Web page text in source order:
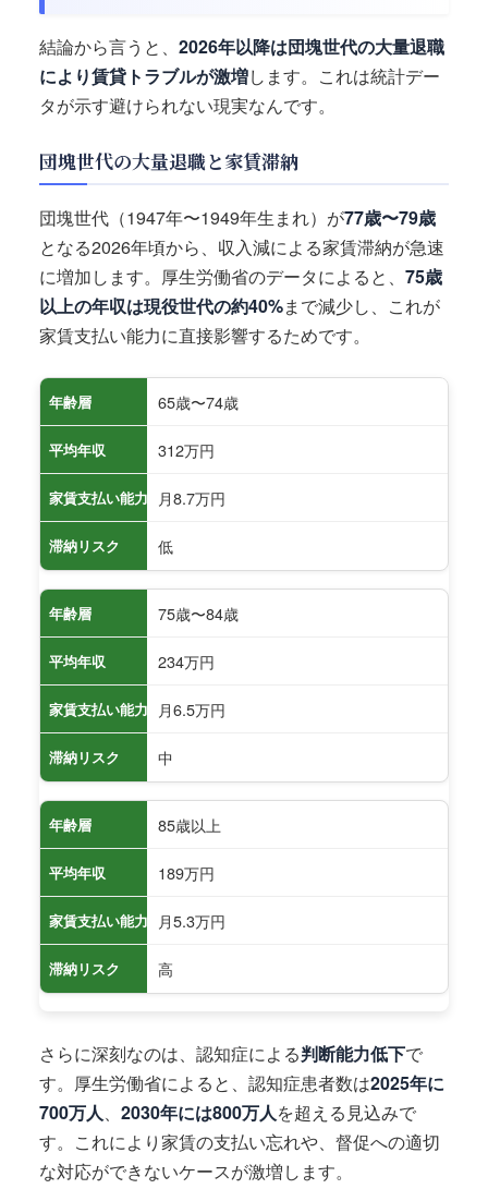
結論から言うと、 2026年以降は団塊世代の大量退職
により賃貸トラブルが激増します。これは統計デー
タが示す避けられない現実なんです。
団塊世代の大量退職と家賃滞納
団塊世代（1947年〜1949年生まれ）が77歳〜79歳
となる2026年頃から、収入減による家賃滞納が急速
に増加します。厚生労働省のデータによると、 75歳
以上の年収は現役世代の約40%まで減少し、これが
家賃支払い能力に直接影響するためです。
年齢層 65歳〜74歳
平均年収 312万円
家賃支払い能力 月8.7万円
滞納リスク 低
年齢層 75歳〜84歳
平均年収 234万円
家賃支払い能力 月6.5万円
滞納リスク 中
年齢層 85歳以上
平均年収 189万円
家賃支払い能力 月5.3万円
滞納リスク 高
さらに深刻なのは、認知症による判断能力低下で
す。厚生労働省によると、認知症患者数は2025年に
700万人、 2030年には800万人を超える見込みで
す。これにより家賃の支払い忘れや、督促への適切
な対応ができないケースが激増します。